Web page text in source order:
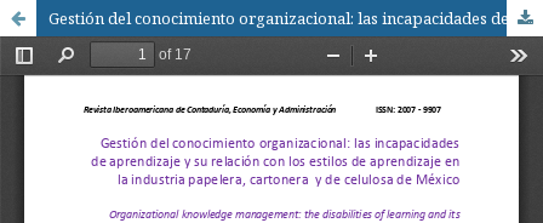
Gestión del conocimiento organizacional: las incapacidades de aprendizaje y su relación con los estilos de aprendizaje en la industria papelera, cartonera y de celulosa de México / Organizational knowledge management: the disabilities of learning and its